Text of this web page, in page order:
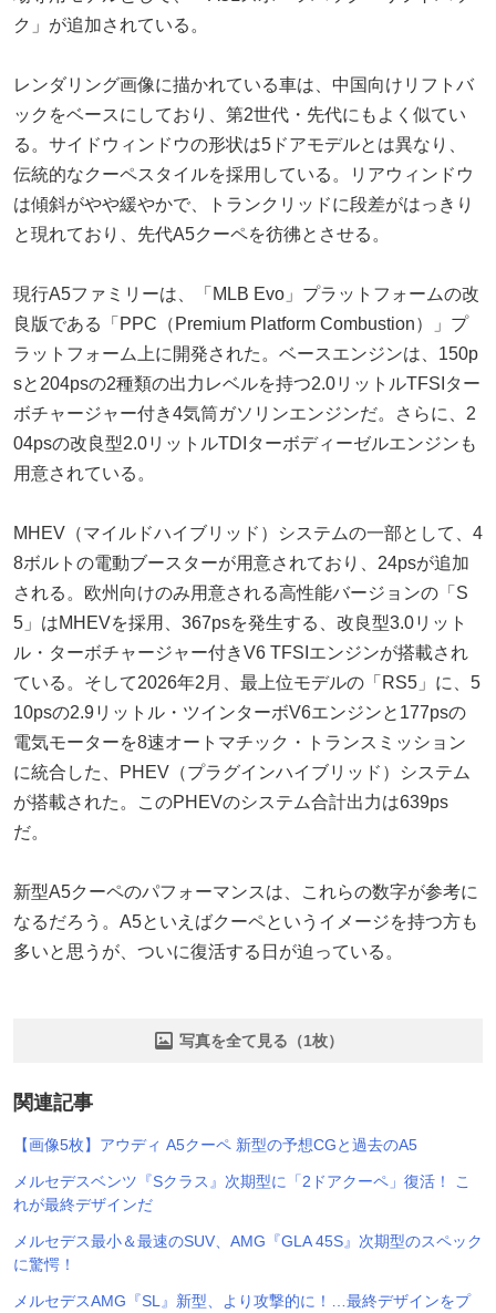
ク」が追加されている。
レンダリング画像に描かれている車は、中国向けリフトバ
ックをベースにしており、第2世代・先代にもよく似てい
る。サイドウィンドウの形状は5ドアモデルとは異なり、
伝統的なクーペスタイルを採用している。リアウィンドウ
は傾斜がやや緩やかで、トランクリッドに段差がはっきり
と現れており、先代A5クーペを彷彿とさせる。
現行A5ファミリーは、「MLB Evo」プラットフォームの改
良版である「PPC（Premium Platform Combustion）」プ
ラットフォーム上に開発された。ベースエンジンは、150p
sと204psの2種類の出力レベルを持つ2.0リットルTFSIター
ボチャージャー付き4気筒ガソリンエンジンだ。さらに、2
04psの改良型2.0リットルTDIターボディーゼルエンジンも
用意されている。
MHEV（マイルドハイブリッド）システムの一部として、4
8ボルトの電動ブースターが用意されており、24psが追加
される。欧州向けのみ用意される高性能バージョンの「S
5」はMHEVを採用、367psを発生する、改良型3.0リット
ル・ターボチャージャー付きV6 TFSIエンジンが搭載され
ている。そして2026年2月、最上位モデルの「RS5」に、5
10psの2.9リットル・ツインターボV6エンジンと177psの
電気モーターを8速オートマチック・トランスミッション
に統合した、PHEV（プラグインハイブリッド）システム
が搭載された。このPHEVのシステム合計出力は639ps
だ。
新型A5クーペのパフォーマンスは、これらの数字が参考に
なるだろう。A5といえばクーペというイメージを持つ方も
多いと思うが、ついに復活する日が迫っている。
写真を全て見る（1枚）
関連記事
【画像5枚】アウディ A5クーペ 新型の予想CGと過去のA5
メルセデスベンツ『Sクラス』次期型に「2ドアクーペ」復活！ こ
れが最終デザインだ
メルセデス最小＆最速のSUV、AMG『GLA 45S』次期型のスペック
に驚愕！
メルセデスAMG『SL』新型、より攻撃的に！…最終デザインをプ